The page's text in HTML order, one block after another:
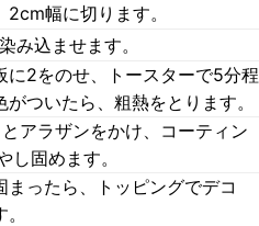
幅に切ります。
み込ませます。
に2をのせ、トースターで5分程
ついたら、粗熱をとります。
アラザンをかけ、コーティン
固めます。
ったら、トッピングでデコ